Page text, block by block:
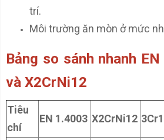
trí.
Môi trường ăn mòn ở mức
Bảng so sánh nhanh
và X2CrNi12
Tiêu
chí
EN 1.4003 X2CrNi12